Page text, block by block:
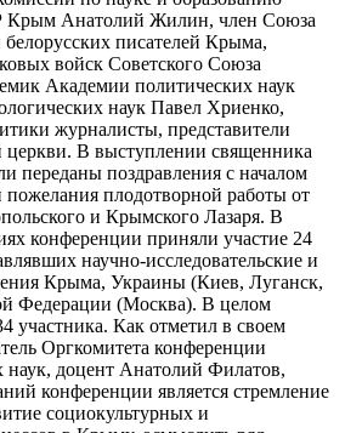
Крым Анатолий Жилин, член Союза
писателей Крыма,
войск Советского Союза
Академии политических наук
наук Павел Хриенко,
журналисты, представители
церкви. В выступлении священника
переданы поздравления с началом
плодотворной работы от
и Крымского Лазаря. В
конференции приняли участие 24
научно-исследовательские и
Крыма, Украины (Киев, Луганск,
Федерации (Москва). В целом
участника. Как отметил в своем
Оргкомитета конференции
наук, доцент Анатолий Филатов,
конференции является стремление
социокультурных и